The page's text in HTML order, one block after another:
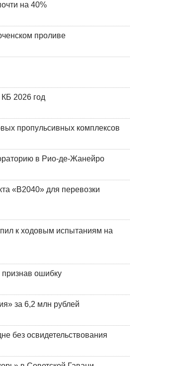
на 40%
проливе
2026 год
пропульсивных комплексов
в Рио-де-Жанейро
«В2040» для перевозки
к ходовым испытаниям на
ошибку
за 6,2 млн рублей
без освидетельствования